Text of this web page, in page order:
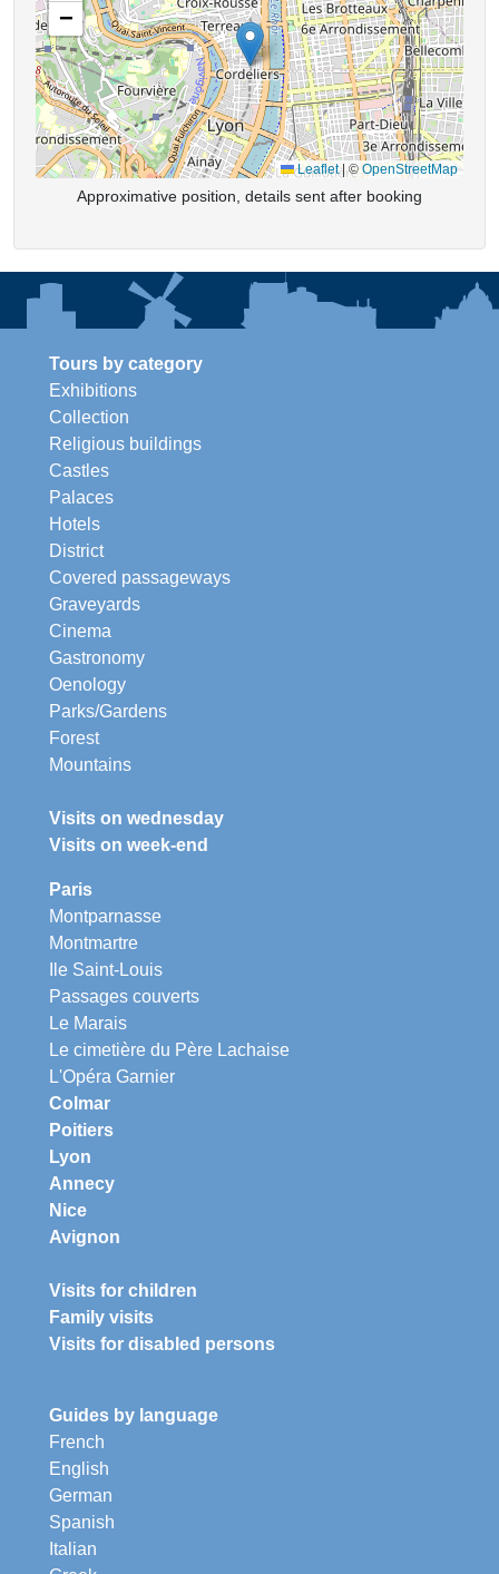
−
Leaflet | ©OpenStreetMap
Approximative position, details sent after booking
Tours by category
Exhibitions
Collection
Religious buildings
Castles
Palaces
Hotels
District
Covered passageways
Graveyards
Cinema
Gastronomy
Oenology
Parks/Gardens
Forest
Mountains
Visits on wednesday
Visits on week-end
Paris
Montparnasse
Montmartre
Ile Saint-Louis
Passages couverts
Le Marais
Le cimetière du Père Lachaise
L'Opéra Garnier
Colmar
Poitiers
Lyon
Annecy
Nice
Avignon
Visits for children
Family visits
Visits for disabled persons
Guides by language
French
English
German
Spanish
Italian